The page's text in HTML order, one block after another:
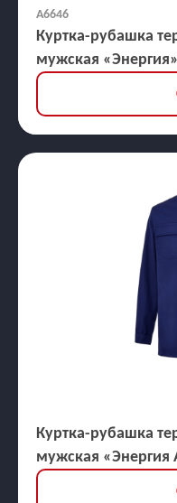
А6646
Куртка-рубашка
мужская
Куртка-рубашка
мужская
ЗЭТВ 40,9 кал/кв.см